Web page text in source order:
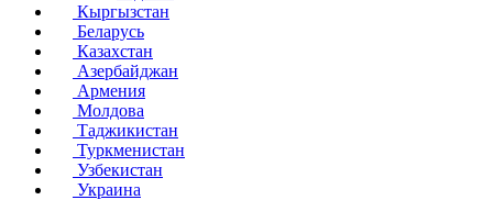
Кыргызстан
Беларусь
Казахстан
Азербайджан
Армения
Молдова
Таджикистан
Туркменистан
Узбекистан
Украина